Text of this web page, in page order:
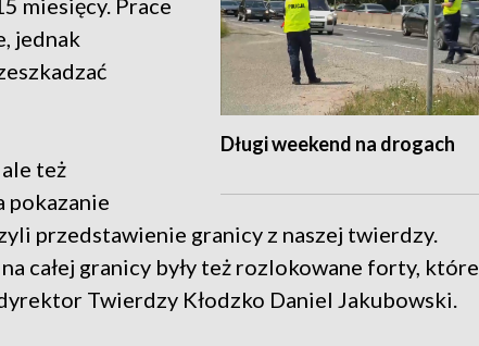
Długi weekend na drogach
jednak
też
pokazanie
przedstawienie granicy z naszej twierdzy.
całej granicy były też rozlokowane forty, które
Twierdzy Kłodzko Daniel Jakubowski.